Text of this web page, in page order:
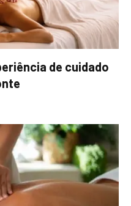
de cuidado